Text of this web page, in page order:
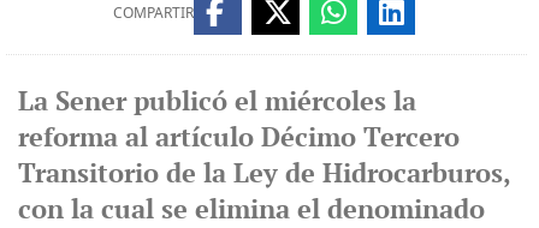
COMPARTIR
La Sener publicó el miércoles la
reforma al artículo Décimo Tercero
Transitorio de la Ley de Hidrocarburos,
con la cual se elimina el denominado